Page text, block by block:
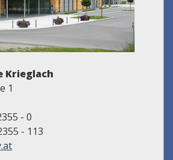
Krieglach
1
- 0
- 113